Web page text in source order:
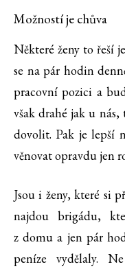
Možností je chůva
Některé ženy to řeší
se na pár hodin
pracovní pozici a
však drahé jak u nás,
dovolit. Pak je lepší
věnovat opravdu jen
Jsou i ženy, které si
najdou brigádu,
z domu a jen pár
peníze vydělaly.